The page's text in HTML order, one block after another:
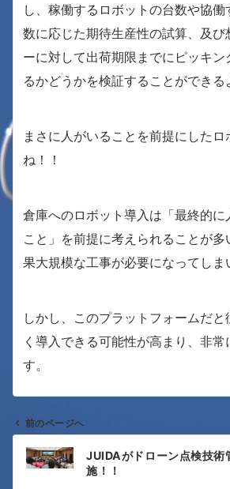
し、稼働するロボットの台数や協働
数に応じた期待生産性の試算、及
ーに対して出荷期限までにピッキ
るかどうかを検証することができる
まさに人がいることを前提にしたロ
ね！！
倉庫へのロボット導入は「最終的に
こと」を前提に考えられることが
果大規模な工事が必要になってしま
しかし、このプラットフォームだと
く導入できる可能性が高まり、非常
す。
投
稿
前のページへ
JUIDAがドローン点検技術
施！！